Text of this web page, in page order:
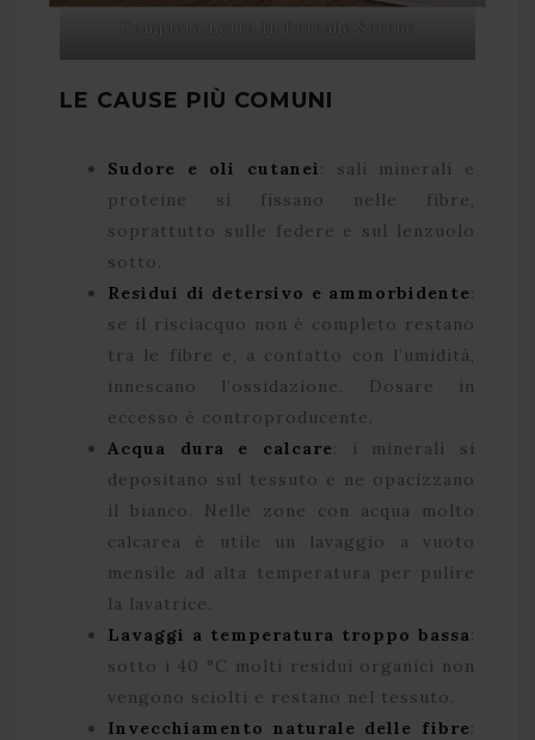
Completo Letto In Percalle Serenè
LE CAUSE PIÙ COMUNI
Sudore e oli cutanei: sali minerali e
proteine si fissano nelle fibre,
soprattutto sulle federe e sul lenzuolo
sotto.
Residui di detersivo e ammorbidente:
se il risciacquo non è completo restano
tra le fibre e, a contatto con l’umidità,
innescano l’ossidazione. Dosare in
eccesso è controproducente.
Acqua dura e calcare: i minerali si
depositano sul tessuto e ne opacizzano
il bianco. Nelle zone con acqua molto
calcarea è utile un lavaggio a vuoto
mensile ad alta temperatura per pulire
la lavatrice.
Lavaggi a temperatura troppo bassa:
sotto i 40 °C molti residui organici non
vengono sciolti e restano nel tessuto.
Invecchiamento naturale delle fibre: